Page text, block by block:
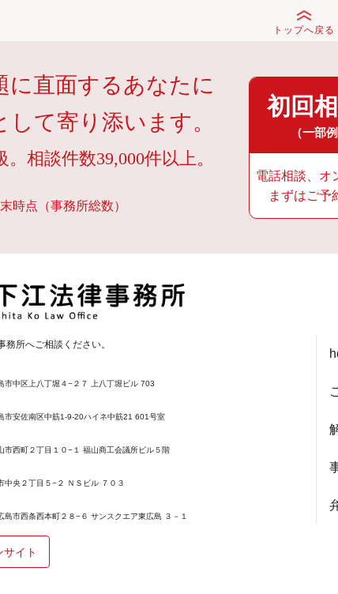
トップへ戻る
に直面するあなたに
して寄り添います。
。相談件数39,000件以上。
時点（事務所総数）
初回
（一部
電話相談、オ
まずはご予
務所へご相談ください。
中区上八丁堀４−２７ 上八丁堀ビル 703
安佐南区中筋1-9-20ハイネ中筋21 601号室
西町２丁目１０−１ 福山商工会議所ビル５階
央２丁目５−２ ＮＳビル ７０３
市西条西本町２８−６ サンスクエア東広島 ３－１
イト